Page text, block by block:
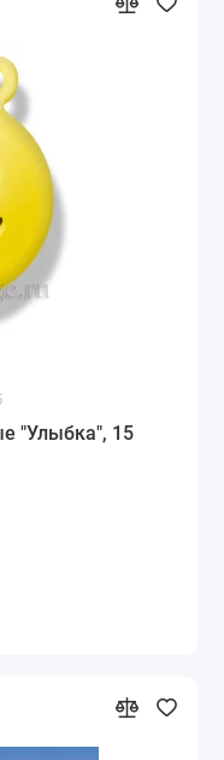
"Улыбка", 15